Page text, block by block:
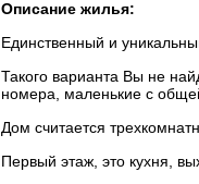
Описание жилья:
Единственный и
Такого варианта Вы не
номера, маленькие с
Дом считается
Первый этаж, это кухня,